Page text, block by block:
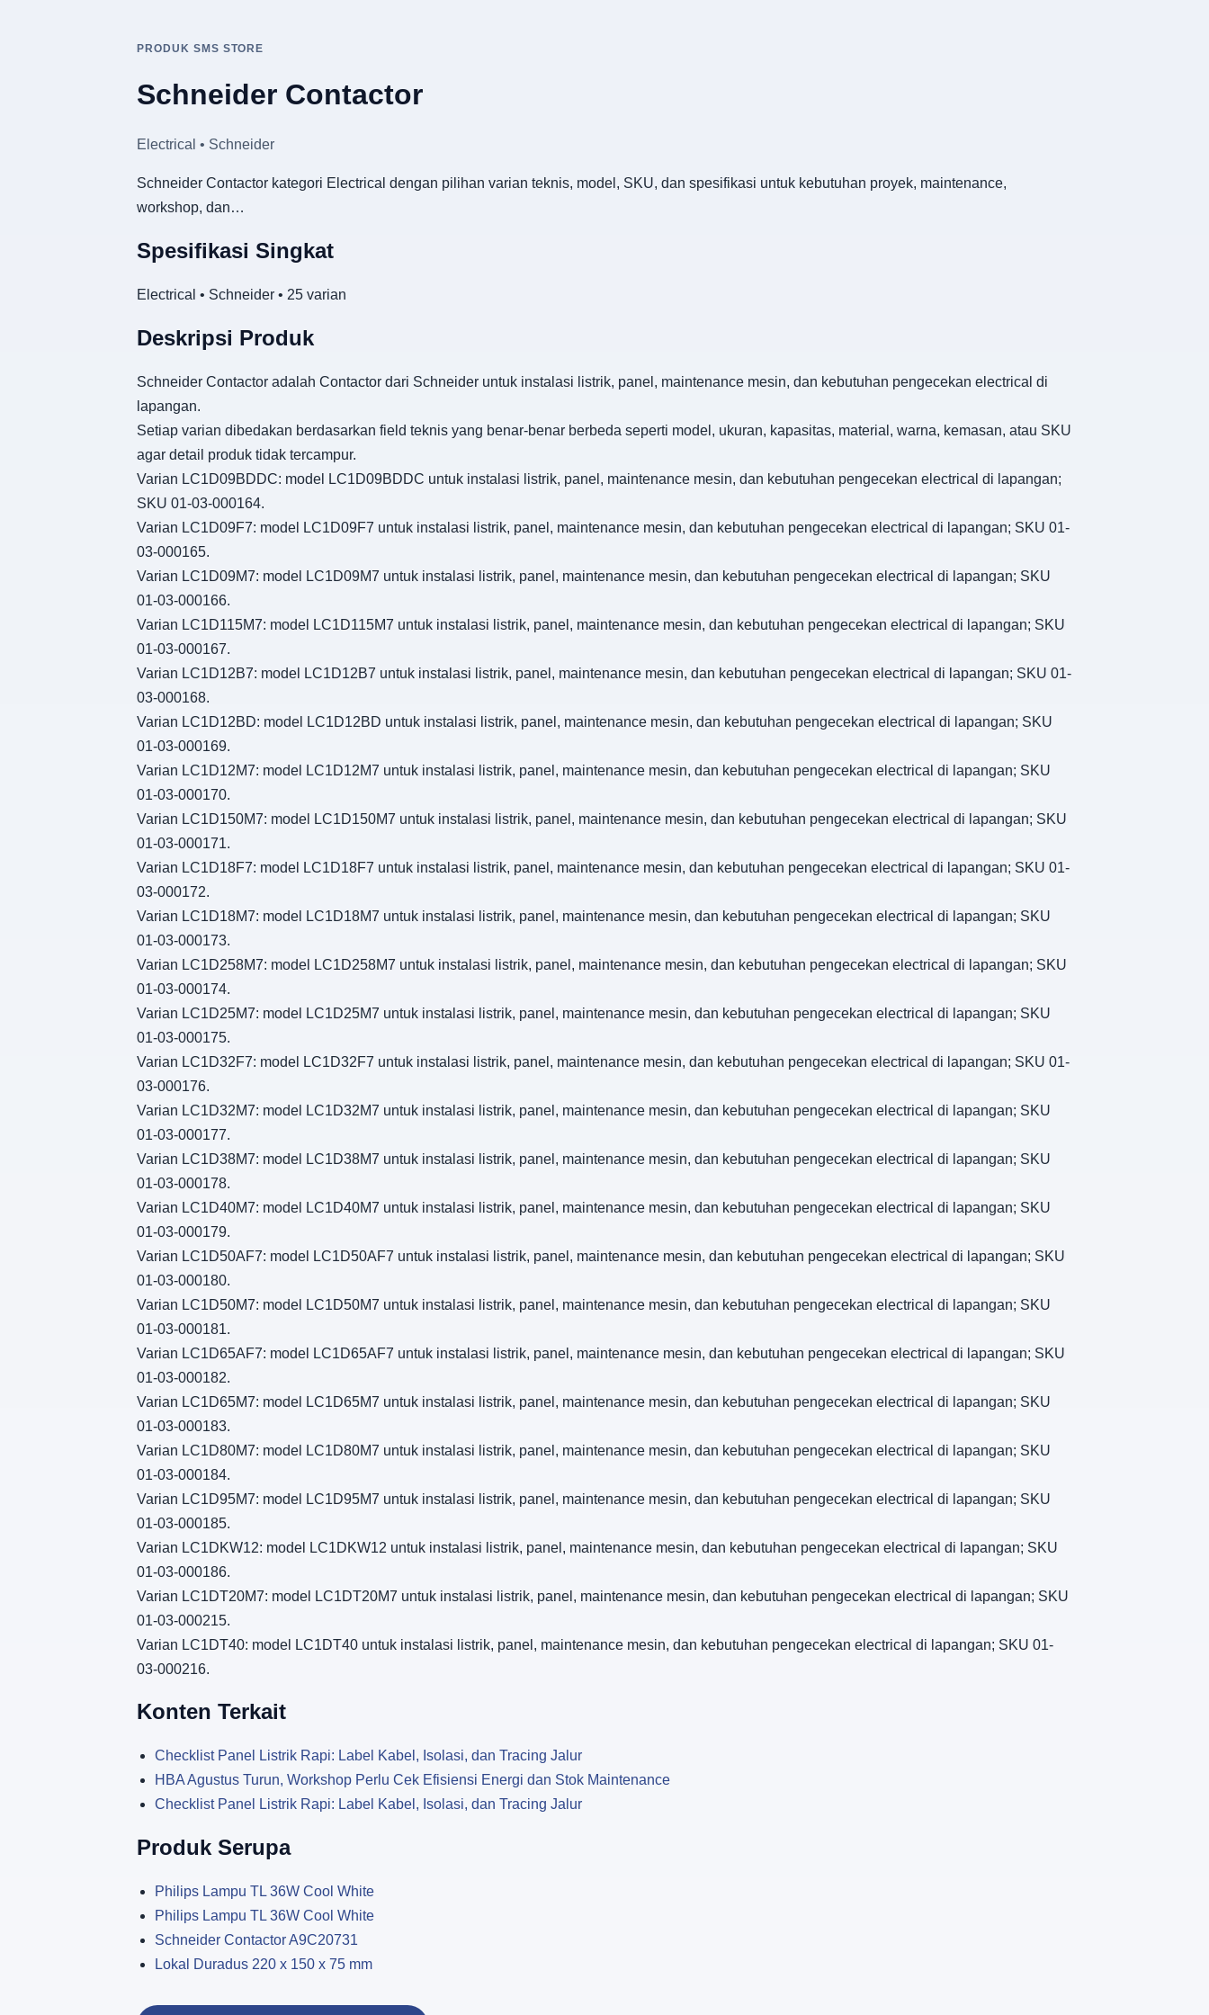
PRODUK SMS STORE
Schneider Contactor
Electrical • Schneider
Schneider Contactor kategori Electrical dengan pilihan varian teknis, model, SKU, dan spesifikasi untuk kebutuhan proyek, maintenance,
workshop, dan…
Spesifikasi Singkat
Electrical • Schneider • 25 varian
Deskripsi Produk
Schneider Contactor adalah Contactor dari Schneider untuk instalasi listrik, panel, maintenance mesin, dan kebutuhan pengecekan electrical di
lapangan.
Setiap varian dibedakan berdasarkan field teknis yang benar-benar berbeda seperti model, ukuran, kapasitas, material, warna, kemasan, atau SKU
agar detail produk tidak tercampur.
Varian LC1D09BDDC: model LC1D09BDDC untuk instalasi listrik, panel, maintenance mesin, dan kebutuhan pengecekan electrical di lapangan;
SKU 01-03-000164.
Varian LC1D09F7: model LC1D09F7 untuk instalasi listrik, panel, maintenance mesin, dan kebutuhan pengecekan electrical di lapangan; SKU 01-
03-000165.
Varian LC1D09M7: model LC1D09M7 untuk instalasi listrik, panel, maintenance mesin, dan kebutuhan pengecekan electrical di lapangan; SKU
01-03-000166.
Varian LC1D115M7: model LC1D115M7 untuk instalasi listrik, panel, maintenance mesin, dan kebutuhan pengecekan electrical di lapangan; SKU
01-03-000167.
Varian LC1D12B7: model LC1D12B7 untuk instalasi listrik, panel, maintenance mesin, dan kebutuhan pengecekan electrical di lapangan; SKU 01-
03-000168.
Varian LC1D12BD: model LC1D12BD untuk instalasi listrik, panel, maintenance mesin, dan kebutuhan pengecekan electrical di lapangan; SKU
01-03-000169.
Varian LC1D12M7: model LC1D12M7 untuk instalasi listrik, panel, maintenance mesin, dan kebutuhan pengecekan electrical di lapangan; SKU
01-03-000170.
Varian LC1D150M7: model LC1D150M7 untuk instalasi listrik, panel, maintenance mesin, dan kebutuhan pengecekan electrical di lapangan; SKU
01-03-000171.
Varian LC1D18F7: model LC1D18F7 untuk instalasi listrik, panel, maintenance mesin, dan kebutuhan pengecekan electrical di lapangan; SKU 01-
03-000172.
Varian LC1D18M7: model LC1D18M7 untuk instalasi listrik, panel, maintenance mesin, dan kebutuhan pengecekan electrical di lapangan; SKU
01-03-000173.
Varian LC1D258M7: model LC1D258M7 untuk instalasi listrik, panel, maintenance mesin, dan kebutuhan pengecekan electrical di lapangan; SKU
01-03-000174.
Varian LC1D25M7: model LC1D25M7 untuk instalasi listrik, panel, maintenance mesin, dan kebutuhan pengecekan electrical di lapangan; SKU
01-03-000175.
Varian LC1D32F7: model LC1D32F7 untuk instalasi listrik, panel, maintenance mesin, dan kebutuhan pengecekan electrical di lapangan; SKU 01-
03-000176.
Varian LC1D32M7: model LC1D32M7 untuk instalasi listrik, panel, maintenance mesin, dan kebutuhan pengecekan electrical di lapangan; SKU
01-03-000177.
Varian LC1D38M7: model LC1D38M7 untuk instalasi listrik, panel, maintenance mesin, dan kebutuhan pengecekan electrical di lapangan; SKU
01-03-000178.
Varian LC1D40M7: model LC1D40M7 untuk instalasi listrik, panel, maintenance mesin, dan kebutuhan pengecekan electrical di lapangan; SKU
01-03-000179.
Varian LC1D50AF7: model LC1D50AF7 untuk instalasi listrik, panel, maintenance mesin, dan kebutuhan pengecekan electrical di lapangan; SKU
01-03-000180.
Varian LC1D50M7: model LC1D50M7 untuk instalasi listrik, panel, maintenance mesin, dan kebutuhan pengecekan electrical di lapangan; SKU
01-03-000181.
Varian LC1D65AF7: model LC1D65AF7 untuk instalasi listrik, panel, maintenance mesin, dan kebutuhan pengecekan electrical di lapangan; SKU
01-03-000182.
Varian LC1D65M7: model LC1D65M7 untuk instalasi listrik, panel, maintenance mesin, dan kebutuhan pengecekan electrical di lapangan; SKU
01-03-000183.
Varian LC1D80M7: model LC1D80M7 untuk instalasi listrik, panel, maintenance mesin, dan kebutuhan pengecekan electrical di lapangan; SKU
01-03-000184.
Varian LC1D95M7: model LC1D95M7 untuk instalasi listrik, panel, maintenance mesin, dan kebutuhan pengecekan electrical di lapangan; SKU
01-03-000185.
Varian LC1DKW12: model LC1DKW12 untuk instalasi listrik, panel, maintenance mesin, dan kebutuhan pengecekan electrical di lapangan; SKU
01-03-000186.
Varian LC1DT20M7: model LC1DT20M7 untuk instalasi listrik, panel, maintenance mesin, dan kebutuhan pengecekan electrical di lapangan; SKU
01-03-000215.
Varian LC1DT40: model LC1DT40 untuk instalasi listrik, panel, maintenance mesin, dan kebutuhan pengecekan electrical di lapangan; SKU 01-
03-000216.
Konten Terkait
Checklist Panel Listrik Rapi: Label Kabel, Isolasi, dan Tracing Jalur
HBA Agustus Turun, Workshop Perlu Cek Efisiensi Energi dan Stok Maintenance
Checklist Panel Listrik Rapi: Label Kabel, Isolasi, dan Tracing Jalur
Produk Serupa
Philips Lampu TL 36W Cool White
Philips Lampu TL 36W Cool White
Schneider Contactor A9C20731
Lokal Duradus 220 x 150 x 75 mm